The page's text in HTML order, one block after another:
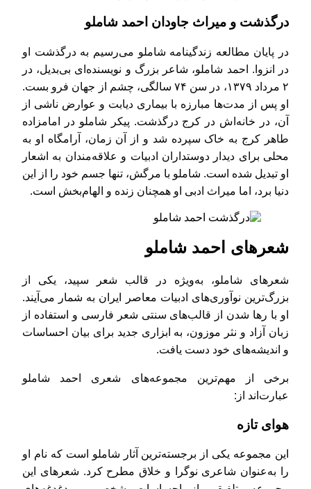
درگذشت و میراث جاودان احمد شاملو
در پایان مطالعه زندگینامه شاملو می‌رسیم به درگذشت او
در انزوا. احمد شاملو، شاعر بزرگ و نویسنده‌ای بی‌بدیل، در
۲ مرداد ۱۳۷۹، در سن ۷۴ سالگی، چشم از جهان فرو بست.
او پس از مدت‌ها مبارزه با بیماری دیابت و عوارض ناشی از
آن، در خانه‌اش در کرج درگذشت. پیکر شاملو در امامزاده
طاهر کرج به خاک سپرده شد و از آن زمان، آرامگاه او به
محلی برای دیدار دوستداران ادبیات و علاقه‌مندان به اشعار
او تبدیل شده است. شاملو با مرگش، تنها جسم خود را از این
دنیا برد، اما میراث ادبی او همچنان زنده و الهام‌بخش است.
شعرهای احمد شاملو
شعرهای شاملو، به‌ویژه در قالب شعر سپید، یکی از
بزرگ‌ترین نوآوری‌های ادبیات معاصر ایران به شمار می‌آیند.
او با رها شدن از قالب‌های سنتی شعر فارسی و استفاده از
زبان آزاد و نثر موزون، به ابزاری جدید برای بیان احساسات
و اندیشه‌های خود دست یافت.
برخی از مهم‌ترین مجموعه‌های شعری احمد شاملو
عبارت‌اند از:
هوای تازه
این مجموعه یکی از برجسته‌ترین آثار شاملو است که نام او
را به‌عنوان شاعری نوگرا و خلاق مطرح کرد. شعرهای این